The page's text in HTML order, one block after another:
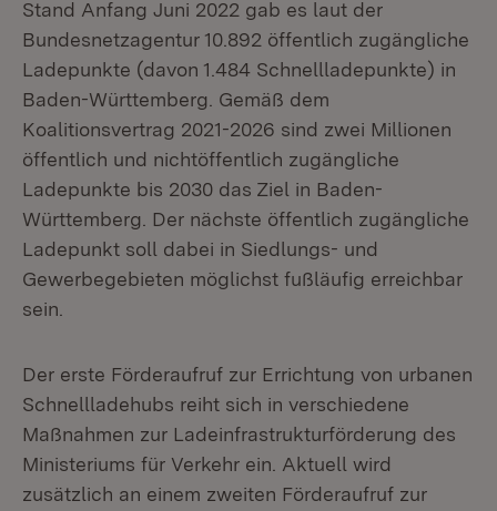
Stand Anfang Juni 2022 gab es laut der
Bundesnetzagentur 10.892 öffentlich zugängliche
Ladepunkte (davon 1.484 Schnellladepunkte) in
Baden-Württemberg. Gemäß dem
Koalitionsvertrag 2021-2026 sind zwei Millionen
öffentlich und nichtöffentlich zugängliche
Ladepunkte bis 2030 das Ziel in Baden-
Württemberg. Der nächste öffentlich zugängliche
Ladepunkt soll dabei in Siedlungs- und
Gewerbegebieten möglichst fußläufig erreichbar
sein.
Der erste Förderaufruf zur Errichtung von urbanen
Schnellladehubs reiht sich in verschiedene
Maßnahmen zur Ladeinfrastrukturförderung des
Ministeriums für Verkehr ein. Aktuell wird
zusätzlich an einem zweiten Förderaufruf zur